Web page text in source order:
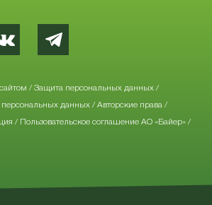
/ Защита персональных данных /
персональных данных / Авторские права /
/ Пользовательское соглашение АО «Байер» /